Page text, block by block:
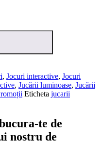
, Jocuri interactive, Jocuri
, Jucării luminoase, Jucării
Eticheta jucarii
te de
nostru de